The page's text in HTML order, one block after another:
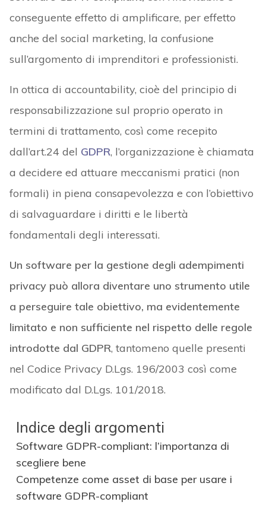
conseguente effetto di amplificare, per effetto
anche del social marketing, la confusione
sull’argomento di imprenditori e professionisti.
In ottica di accountability, cioè del principio di
responsabilizzazione sul proprio operato in
termini di trattamento, così come recepito
dall’art.24 del GDPR, l’organizzazione è chiamata
a decidere ed attuare meccanismi pratici (non
formali) in piena consapevolezza e con l’obiettivo
di salvaguardare i diritti e le libertà
fondamentali degli interessati.
Un software per la gestione degli adempimenti
privacy può allora diventare uno strumento utile
a perseguire tale obiettivo, ma evidentemente
limitato e non sufficiente nel rispetto delle regole
introdotte dal GDPR, tantomeno quelle presenti
nel Codice Privacy D.Lgs. 196/2003 così come
modificato dal D.Lgs. 101/2018.
Indice degli argomenti
Software GDPR-compliant: l’importanza di
scegliere bene
Competenze come asset di base per usare i
software GDPR-compliant